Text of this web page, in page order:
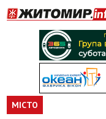
МІСТО